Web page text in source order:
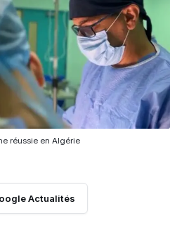
réussie en Algérie
Actualités